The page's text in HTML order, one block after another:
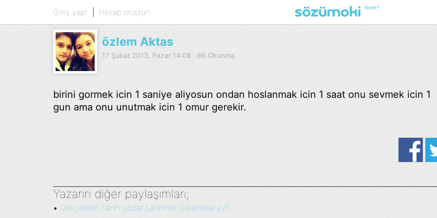
Giriş yap! Hesap oluştur! Nedir?
özlem Aktas
17 Şubat 2013, Pazar 14:08 · 86 Okunma
birini gormek icin 1 saniye aliyosun ondan hoslanmak icin 1 saat onu sevmek icin 1
gun ama onu unutmak icin 1 omur gerekir.
Yazarın diğer paylaşımları;
• Gerçekleri tarih yazar,tarihide Galatasaray!!...